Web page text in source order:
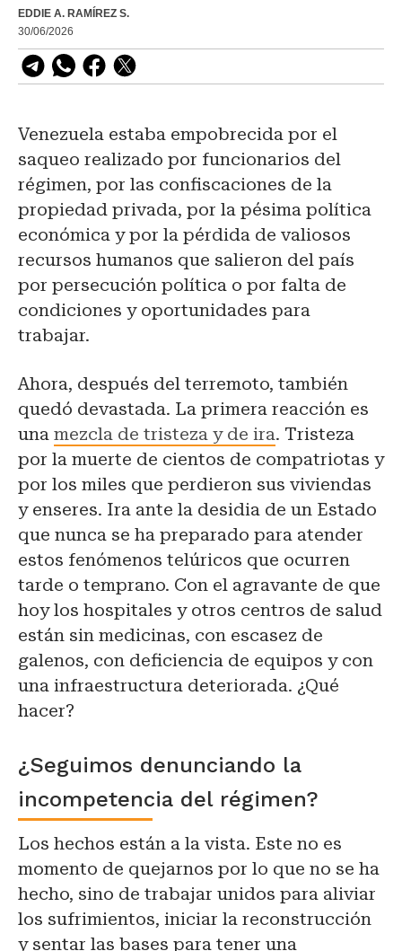
EDDIE A. RAMÍREZ S.
30/06/2026
Venezuela estaba empobrecida por el
saqueo realizado por funcionarios del
régimen, por las confiscaciones de la
propiedad privada, por la pésima política
económica y por la pérdida de valiosos
recursos humanos que salieron del país
por persecución política o por falta de
condiciones y oportunidades para
trabajar.
Ahora, después del terremoto, también
quedó devastada. La primera reacción es
una mezcla de tristeza y de ira. Tristeza
por la muerte de cientos de compatriotas y
por los miles que perdieron sus viviendas
y enseres. Ira ante la desidia de un Estado
que nunca se ha preparado para atender
estos fenómenos telúricos que ocurren
tarde o temprano. Con el agravante de que
hoy los hospitales y otros centros de salud
están sin medicinas, con escasez de
galenos, con deficiencia de equipos y con
una infraestructura deteriorada. ¿Qué
hacer?
¿Seguimos denunciando la
incompetencia del régimen?
Los hechos están a la vista. Este no es
momento de quejarnos por lo que no se ha
hecho, sino de trabajar unidos para aliviar
los sufrimientos, iniciar la reconstrucción
y sentar las bases para tener una